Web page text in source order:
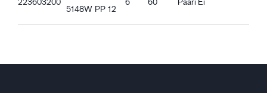
5148W PP 12